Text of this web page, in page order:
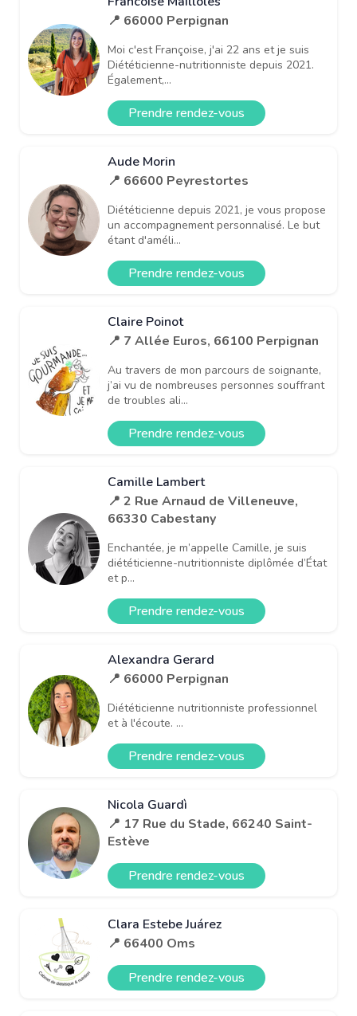
📍 66000 Perpignan
Moi c'est Françoise, j'ai 22 ans et je suis
Diététicienne-nutritionniste depuis 2021.
Également,...
Prendre rendez-vous
Aude Morin
📍 66600 Peyrestortes
Diététicienne depuis 2021, je vous propose
un accompagnement personnalisé. Le but
étant d'améli...
Prendre rendez-vous
Claire Poinot
📍 7 Allée Euros, 66100 Perpignan
Au travers de mon parcours de soignante,
j’ai vu de nombreuses personnes souffrant
de troubles ali...
Prendre rendez-vous
Camille Lambert
📍 2 Rue Arnaud de Villeneuve,
66330 Cabestany
Enchantée, je m’appelle Camille, je suis
diététicienne-nutritionniste diplômée d’État
et p...
Prendre rendez-vous
Alexandra Gerard
📍 66000 Perpignan
Diététicienne nutritionniste professionnel
et à l'écoute. ...
Prendre rendez-vous
Nicola Guardì
📍 17 Rue du Stade, 66240 Saint-
Estève
Prendre rendez-vous
Clara Estebe Juárez
📍 66400 Oms
Prendre rendez-vous